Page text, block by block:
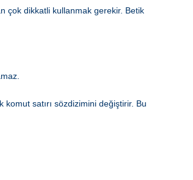
çok dikkatli kullanmak gerekir. Betik
satırı sözdizimini değiştirir. Bu